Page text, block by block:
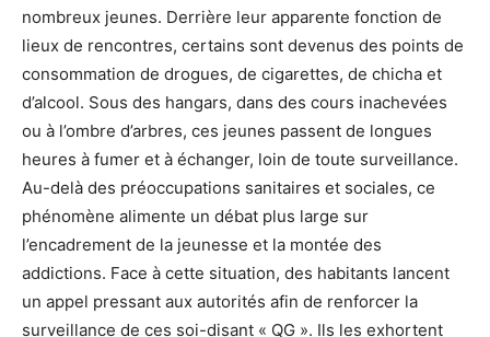
nombreux jeunes. Derrière leur apparente fonction de
lieux de rencontres, certains sont devenus des points de
consommation de drogues, de cigarettes, de chicha et
d’alcool. Sous des hangars, dans des cours inachevées
ou à l’ombre d’arbres, ces jeunes passent de longues
heures à fumer et à échanger, loin de toute surveillance.
Au-delà des préoccupations sanitaires et sociales, ce
phénomène alimente un débat plus large sur
l’encadrement de la jeunesse et la montée des
addictions. Face à cette situation, des habitants lancent
un appel pressant aux autorités afin de renforcer la
surveillance de ces soi-disant « QG ». Ils les exhortent